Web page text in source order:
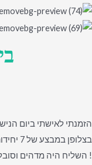
הזמנתי לאישתי ביום
! השליח היה מדהים